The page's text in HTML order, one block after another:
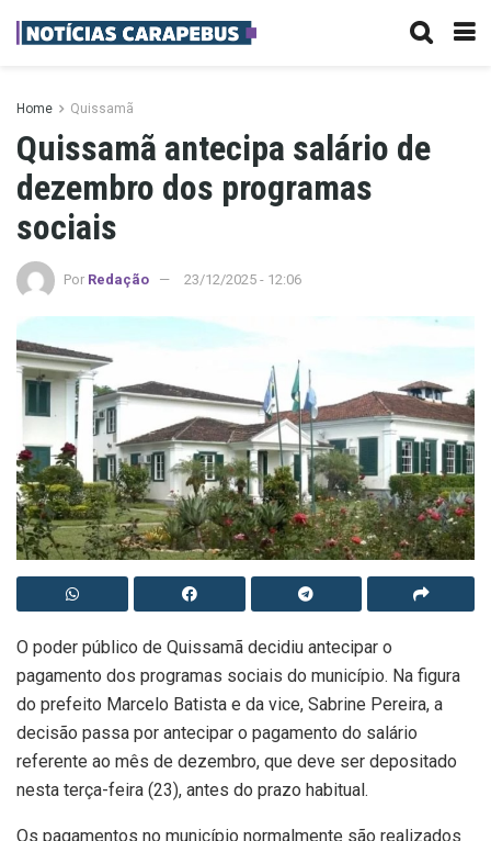
Home Quissamã
Quissamã antecipa salário de
dezembro dos programas
sociais
Por Redação 23/12/2025 - 12:06
O poder público de Quissamã decidiu antecipar o
pagamento dos programas sociais do município. Na figura
do prefeito Marcelo Batista e da vice, Sabrine Pereira, a
decisão passa por antecipar o pagamento do salário
referente ao mês de dezembro, que deve ser depositado
nesta terça-feira (23), antes do prazo habitual.
Os pagamentos no município normalmente são realizados